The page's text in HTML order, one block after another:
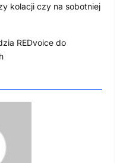
kolacji czy na sobotniej
REDvoice do